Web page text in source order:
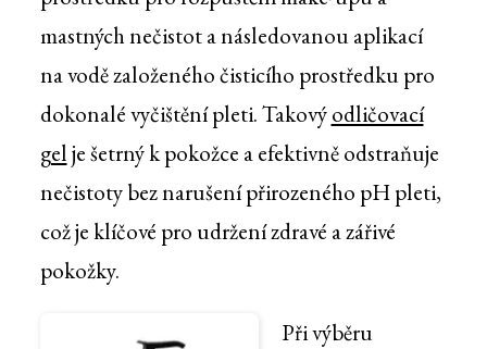
mastných nečistot a následovanou aplikací
na vodě založeného čisticího prostředku pro
dokonalé vyčištění pleti. Takovýodličovací
gelje šetrný k pokožce a efektivně odstraňuje
nečistoty bez narušení přirozeného pH pleti,
což je klíčové pro udržení zdravé a zářivé
pokožky.
Při výběru